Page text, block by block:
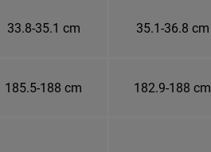
33.8-35.1 cm 35.1-36.8 cm
185.5-188 cm 182.9-188 cm